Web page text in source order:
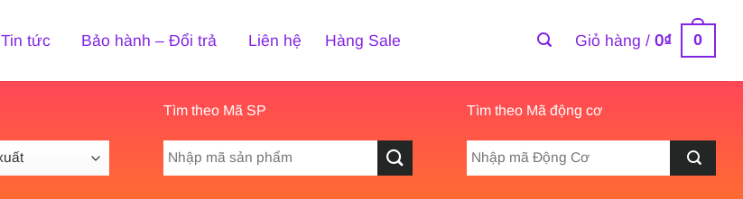
Tin tức Bảo hành – Đổi trả Liên hệ Hàng Sale Giỏ hàng /0₫ 0
Tìm theo Mã SP
Tìm
Tìm theo Mã động cơ